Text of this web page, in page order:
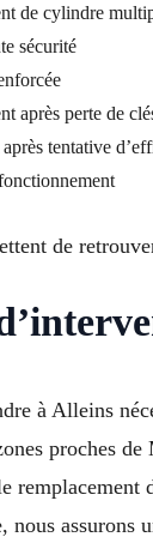
de cylindre
sécurité
après perte de
tentative
de
à Alleins
proches
remplacement
nous assurons